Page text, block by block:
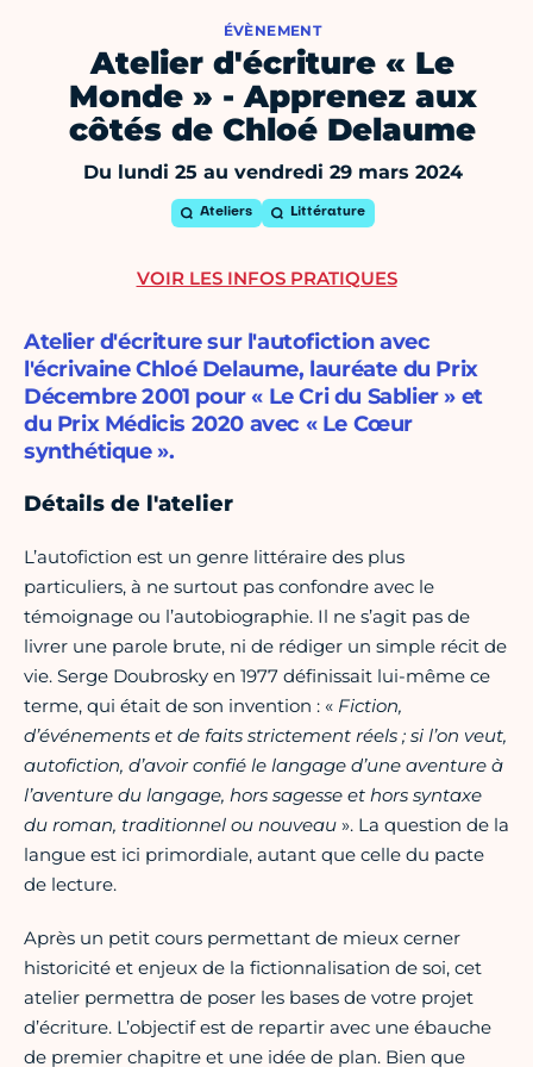
ÉVÈNEMENT
Atelier d'écriture « Le
Monde » - Apprenez aux
côtés de Chloé Delaume
Du lundi 25 au vendredi 29 mars 2024
Ateliers Littérature
Atelier d'écriture sur l'autofiction avec
l'écrivaine Chloé Delaume, lauréate du Prix
Décembre 2001 pour « Le Cri du Sablier » et
du Prix Médicis 2020 avec « Le Cœur
synthétique ».
Détails de l'atelier
L’autofiction est un genre littéraire des plus
particuliers, à ne surtout pas confondre avec le
témoignage ou l’autobiographie. Il ne s’agit pas de
livrer une parole brute, ni de rédiger un simple récit de
vie. Serge Doubrosky en 1977 définissait lui-même ce
terme, qui était de son invention : « Fiction,
d’événements et de faits strictement réels ; si l’on veut,
autofiction, d’avoir confié le langage d’une aventure à
l’aventure du langage, hors sagesse et hors syntaxe
du roman, traditionnel ou nouveau ». La question de la
langue est ici primordiale, autant que celle du pacte
de lecture.
Après un petit cours permettant de mieux cerner
historicité et enjeux de la fictionnalisation de soi, cet
atelier permettra de poser les bases de votre projet
d’écriture. L’objectif est de repartir avec une ébauche
de premier chapitre et une idée de plan. Bien que
VOIR LES INFOS PRATIQUES